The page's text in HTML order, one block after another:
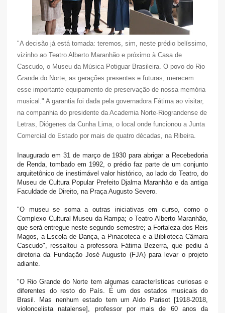
"A decisão já está tomada: teremos, sim, neste prédio belíssimo,
vizinho ao Teatro Alberto Maranhão e próximo à Casa de
Cascudo, o Museu da Música Potiguar Brasileira. O povo do Rio
Grande do Norte, as gerações presentes e futuras, merecem
esse importante equipamento de preservação de nossa memória
musical." A garantia foi dada pela governadora Fátima ao visitar,
na companhia do presidente da Academia Norte-Riograndense de
Letras, Diógenes da Cunha Lima, o local onde funcionou a Junta
Comercial do Estado por mais de quatro décadas, na Ribeira.
Inaugurado em 31 de março de 1930 para abrigar a Recebedoria
de Renda, tombado em 1992, o prédio faz parte de um conjunto
arquitetônico de inestimável valor histórico, ao lado do Teatro, do
Museu de Cultura Popular Prefeito Djalma Maranhão e da antiga
Faculdade de Direito, na Praça Augusto Severo.
"O museu se soma a outras iniciativas em curso, como o
Complexo Cultural Museu da Rampa; o Teatro Alberto Maranhão,
que será entregue neste segundo semestre; a Fortaleza dos Reis
Magos, a Escola de Dança, a Pinacoteca e a Biblioteca Câmara
Cascudo", ressaltou a professora Fátima Bezerra, que pediu à
diretoria da Fundação José Augusto (FJA) para levar o projeto
adiante.
"O Rio Grande do Norte tem algumas características curiosas e
diferentes do resto do País. É um dos estados musicais do
Brasil. Mas nenhum estado tem um Aldo Parisot [1918-2018,
violoncelista natalense], professor por mais de 60 anos da